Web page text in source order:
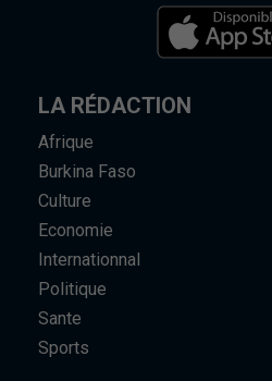
LA RÉDACTION
Afrique
Burkina Faso
Culture
Economie
Internationnal
Politique
Sante
Sports